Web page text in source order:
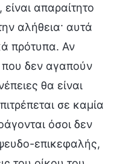
απαραίτητο
αλήθεια· αυτά
πρότυπα. Αν
δεν αγαπούν
θα είναι
σε καμία
όσοι δεν
επικεφαλής,